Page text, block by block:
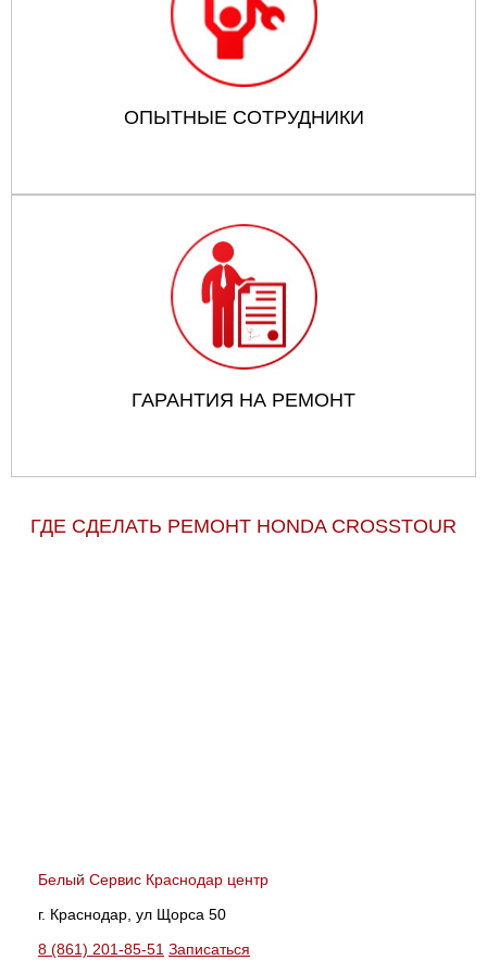
ОПЫТНЫЕ СОТРУДНИКИ
ГАРАНТИЯ НА РЕМОНТ
ГДЕ СДЕЛАТЬ РЕМОНТ HONDA CROSSTOUR
Белый Сервис Краснодар центр
г. Краснодар, ул Щорса 50
8 (861) 201-85-51 Записаться